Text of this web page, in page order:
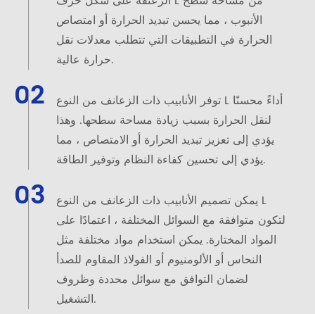
الأنبوب ، مما يحسن تبديد الحرارة أو امتصاص
الحرارة في التطبيقات التي تتطلب معدلات نقل
حرارة عالية.
02
توفر الأنابيب ذات الزعانف من النوع L أداءً محسنًا
لنقل الحرارة بسبب زيادة مساحة سطحها. وهذا
يؤدي إلى تعزيز تبديد الحرارة أو الامتصاص ، مما
يؤدي إلى تحسين كفاءة النظام وتوفير الطاقة.
03
يمكن تصميم الأنابيب ذات الزعانف من النوع L
لتكون متوافقة مع السوائل المختلفة ، اعتمادًا على
المواد المختارة. يمكن استخدام مواد مختلفة مثل
النحاس أو الألومنيوم أو الفولاذ المقاوم للصدأ
لضمان التوافق مع سوائل محددة وظروف
التشغيل.